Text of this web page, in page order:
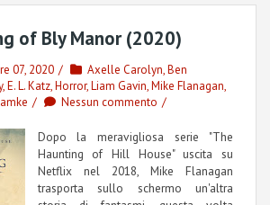
of Bly Manor (2020)
07, 2020 Axelle Carolyn,Ben
,E. L. Katz,Horror,Liam Gavin,Mike Flanagan,
Nessun commento
Dopo la meravigliosa serie "The
Haunting of Hill House" uscita su
Netflix nel 2018, Mike Flanagan
trasporta sullo schermo un'altra